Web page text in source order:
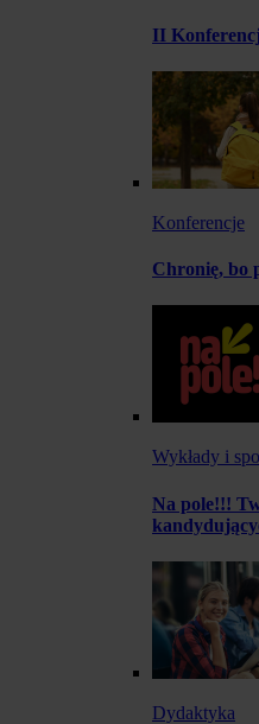
II
Konferencje
Chronię, bo
Wykłady i
Na pole!!!
Dydaktyka